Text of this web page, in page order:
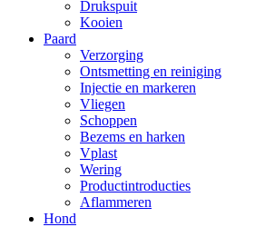
Drukspuit
Kooien
Paard
Verzorging
Ontsmetting en reiniging
Injectie en markeren
Vliegen
Schoppen
Bezems en harken
Vplast
Wering
Productintroducties
Aflammeren
Hond